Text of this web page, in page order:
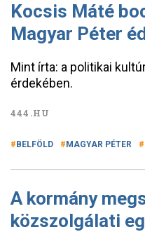
Kocsis Máté
Magyar Péter
Mint írta: a politikai
érdekében.
444.HU
BELFÖLD MAGYAR PÉTER
A kormány
közszolgálati